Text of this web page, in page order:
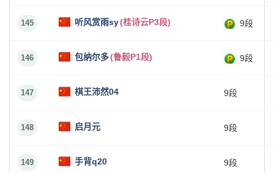
145 听风赏雨sy(桂诗云P3段) 9段
146 包纳尔多(鲁毅P1段) 9段
147 棋王沛然04 9段
148 启月元 9段
149 手背q20 9段